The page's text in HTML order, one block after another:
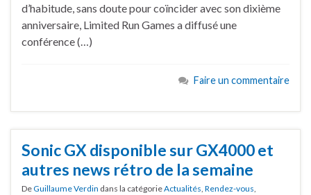
d’habitude, sans doute pour coïncider avec son dixième
anniversaire, Limited Run Games a diffusé une
conférence (…)
Faire un commentaire
Sonic GX disponible sur GX4000 et
autres news rétro de la semaine
DeGuillaume Verdin dans la catégorieActualités, Rendez-vous,